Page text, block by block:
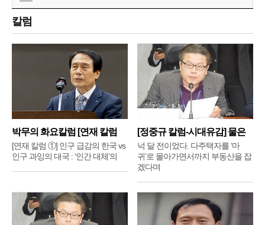
칼럼
박무의 화요칼럼 [연재 칼럼
①]
[연재 칼럼 ①] 인구 급감의 한국 vs
인구 과잉의 대국 : ‘인간 대체’의
[정중규 칼럼-시대유감] 물은
배
넉 달 전이었다. 다주택자를 ‘마
귀’로 몰아가면서까지 부동산을 잡
겠다며